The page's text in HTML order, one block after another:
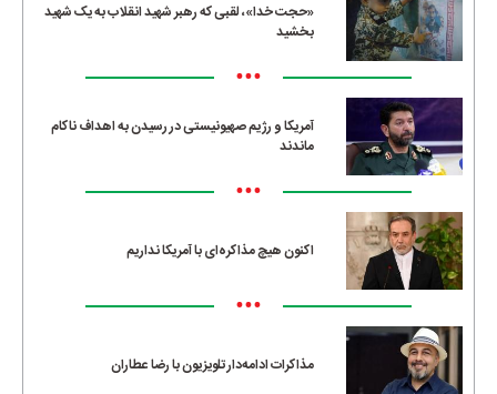
«حجت خدا»، لقبی که رهبر شهید انقلاب به یک شهید
بخشید
•••
آمریکا و رژیم صهیونیستی در رسیدن به اهداف ناکام
ماندند
•••
اکنون هیچ مذاکره‌ای با آمریکا نداریم
•••
مذاکرات ادامه‌دار تلویزیون با رضا عطاران